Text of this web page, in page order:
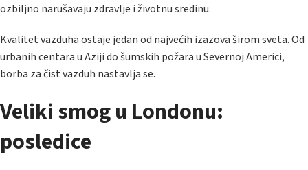
ozbiljno narušavaju zdravlje i životnu sredinu.
Kvalitet vazduha ostaje jedan od najvećih izazova širom sveta. Od
urbanih centara u Aziji do šumskih požara u Severnoj Americi,
borba za čist vazduh nastavlja se.
Veliki smog u Londonu:
posledice